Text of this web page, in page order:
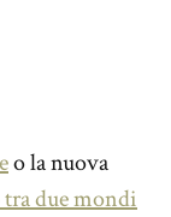
o la nuova
due mondi